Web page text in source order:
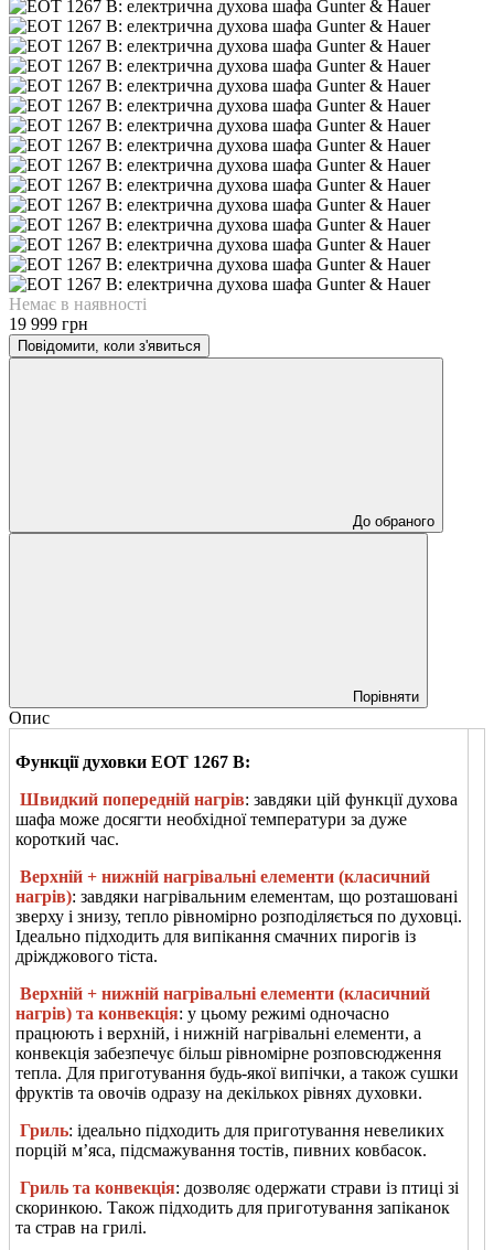
Немає в наявності
19 999 грн
Повідомити, коли з'явиться
До обраного
Порівняти
Опис
Функції духовки EOT 1267 B:
Швидкий попередній нагрів: завдяки цій функції духова
шафа може досягти необхідної температури за дуже
короткий час.
Верхній + нижній нагрівальні елементи (класичний
нагрів): завдяки нагрівальним елементам, що розташовані
зверху і знизу, тепло рівномірно розподіляється по духовці.
Ідеально підходить для випікання смачних пирогів із
дріжджового тіста.
Верхній + нижній нагрівальні елементи (класичний
нагрів) та конвекція: у цьому режимі одночасно
працюють і верхній, і нижній нагрівальні елементи, а
конвекція забезпечує більш рівномірне розповсюдження
тепла. Для приготування будь-якої випічки, а також сушки
фруктів та овочів одразу на декількох рівнях духовки.
Гриль: ідеально підходить для приготування невеликих
порцій м’яса, підсмажування тостів, пивних ковбасок.
Гриль та конвекція: дозволяє одержати страви із птиці зі
скоринкою. Також підходить для приготування запіканок
та страв на грилі.